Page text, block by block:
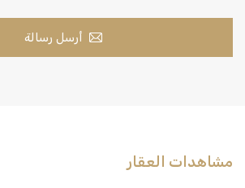
أرسل رسالة
مشاهدات العقار